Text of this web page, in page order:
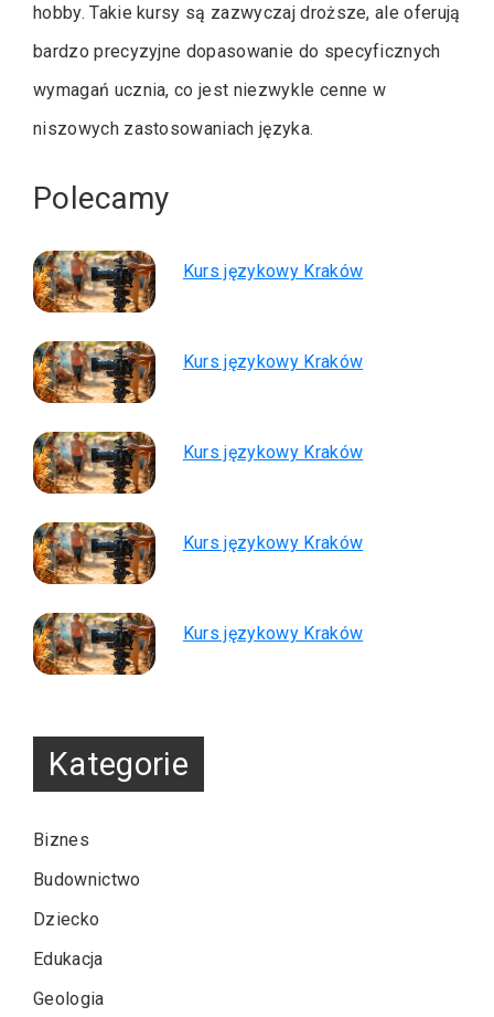
hobby. Takie kursy są zazwyczaj droższe, ale oferują
bardzo precyzyjne dopasowanie do specyficznych
wymagań ucznia, co jest niezwykle cenne w
niszowych zastosowaniach języka.
Polecamy
Kurs językowy Kraków
Kurs językowy Kraków
Kurs językowy Kraków
Kurs językowy Kraków
Kurs językowy Kraków
Kategorie
Biznes
Budownictwo
Dziecko
Edukacja
Geologia